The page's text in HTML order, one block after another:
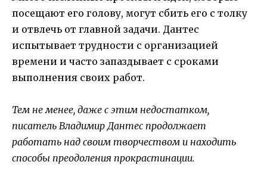
посещают его голову, могут сбить его с толку
и отвлечь от главной задачи. Дантес
испытывает трудности с организацией
времени и часто запаздывает с сроками
выполнения своих работ.
Тем не менее, даже с этим недостатком,
писатель Владимир Дантес продолжает
работать над своим творчеством и находить
способы преодоления прокрастинации.